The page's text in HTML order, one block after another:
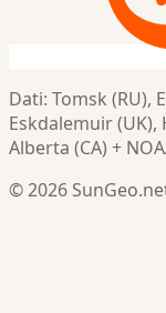
Dati: Tomsk (RU),
Eskdalemuir
Alberta (CA) +
© 2026